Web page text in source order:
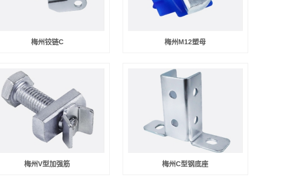
梅州铰链C 梅州M12塑母
梅州V型加强筋 梅州C型钢底座